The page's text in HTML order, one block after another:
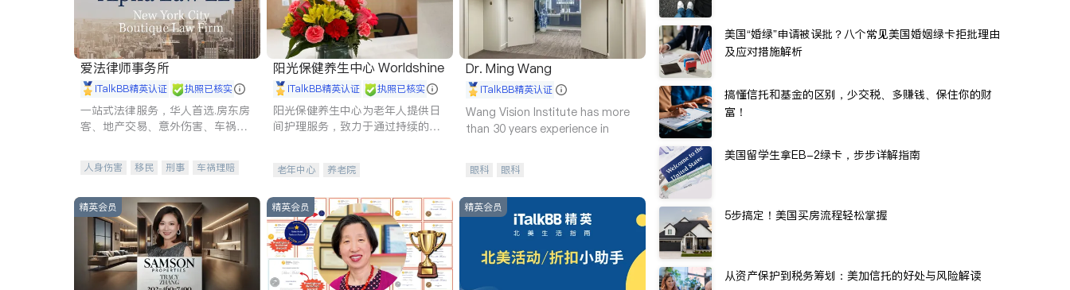
爱法律师事务所
iTalkBB精英认证 执照已核实
一站式法律服务，华人首选.房东房
客、地产交易、意外伤害、车祸重
人身伤害 移民 刑事
车祸理赔
商标注册
索赔 律师-其它 保释
阳光保健养生中心 Worldshine
iTalkBB精英认证 执照已核实
阳光保健养生中心为老年人提供日
间护理服务，致力于通过持续的护
老年中心 养老院
Dr. Ming Wang
iTalkBB精英认证
Wang Vision Institute has more
than 30 years experience in
眼科 眼科
精英会员 精英会员 精英会员
美国“婚绿”申请被误批？八个常见美国婚姻绿卡拒批理由
及应对措施解析
搞懂信托和基金的区别，少交税、多赚钱、保住你的财
富！
美国留学生拿EB-2绿卡，步步详解指南
5步搞定！美国买房流程轻松掌握
从资产保护到税务筹划：美加信托的好处与风险解读